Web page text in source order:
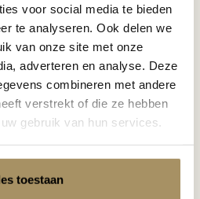
voor social media te bieden
te analyseren. Ook delen we
van onze site met onze
adverteren en analyse. Deze
combineren met andere
verstrekt of die ze hebben
gebruik van hun services.
toestaan
auf mehreren Ebenen
regelmäßig das
und passen unsere
bei Bedarf an.
betroffenen Person
Daten wir
Person), hat gemäß